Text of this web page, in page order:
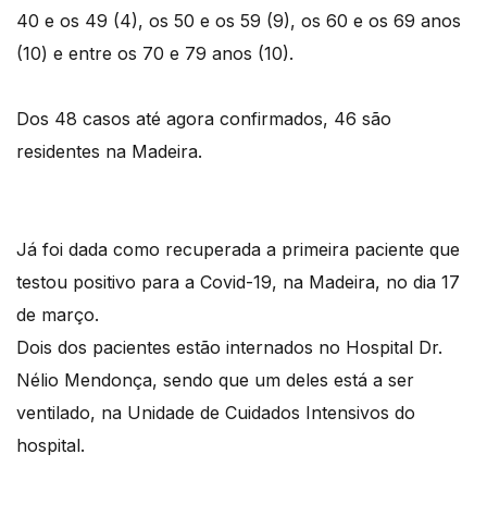
40 e os 49 (4), os 50 e os 59 (9), os 60 e os 69 anos
(10) e entre os 70 e 79 anos (10).
Dos 48 casos até agora confirmados, 46 são
residentes na Madeira.
Já foi dada como recuperada a primeira paciente que
testou positivo para a Covid-19, na Madeira, no dia 17
de março.
Dois dos pacientes estão internados no Hospital Dr.
Nélio Mendonça, sendo que um deles está a ser
ventilado, na Unidade de Cuidados Intensivos do
hospital.